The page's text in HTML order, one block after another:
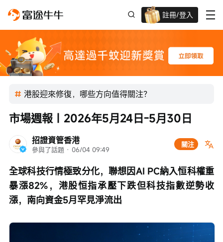
註冊/登入
港股迎來修復，哪些方向值得關注？
招證資管香港
參與了話題 · 06/04 09:49
關注
市場週報｜2026年5月24日-5月30日
全球科技行情極致分化，聯想因AI PC納入恒科權重
暴漲82%，港股恒指承壓下跌但科技指數逆勢收
漲，南向資金5月罕見淨流出